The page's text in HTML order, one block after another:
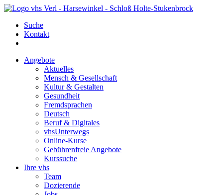
Suche
Kontakt
Angebote
Aktuelles
Mensch & Gesellschaft
Kultur & Gestalten
Gesundheit
Fremdsprachen
Deutsch
Beruf & Digitales
vhsUnterwegs
Online-Kurse
Gebührenfreie Angebote
Kurssuche
Ihre vhs
Team
Dozierende